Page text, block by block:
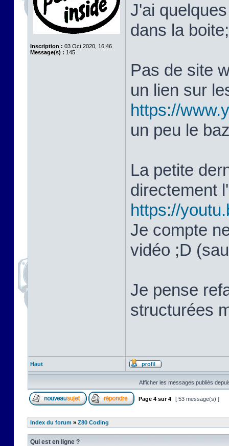
Inscription : 03 Oct 2020, 16:46
Message(s) : 145
J'ai
dans la
Pas de site
un lien sur
https://
un peu le
La petite
directement
https://
Je compte
vidéo ;D
Je pense
structurées
Haut
Afficher les messages publiés
Page 4 sur4 [ 53 message(s) ]
Index du forum » Z80 Coding
Qui est en ligne ?